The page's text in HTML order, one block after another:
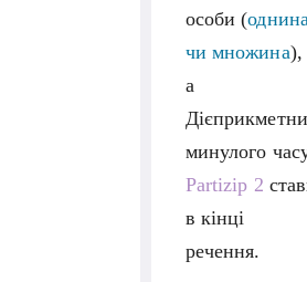
особи (
чи множина),
а
минулого
Partizip 2
в кінці
речення.